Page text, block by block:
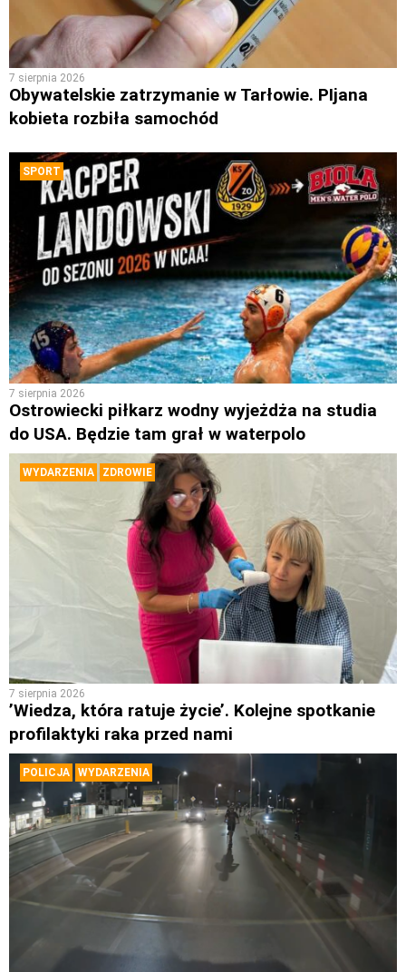
7 sierpnia 2026
Obywatelskie zatrzymanie w Tarłowie. PIjana
kobieta rozbiła samochód
SPORT
7 sierpnia 2026
Ostrowiecki piłkarz wodny wyjeżdża na studia
do USA. Będzie tam grał w waterpolo
WYDARZENIA ZDROWIE
7 sierpnia 2026
’Wiedza, która ratuje życie’. Kolejne spotkanie
profilaktyki raka przed nami
POLICJA WYDARZENIA